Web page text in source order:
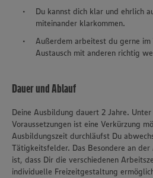
Du kannst dich klar und ehrlich
miteinander klarkommen.
Außerdem arbeitest du gerne
Austausch mit anderen richtig
Dauer und Ablauf
Deine Ausbildung dauert 2 Jahre.
Voraussetzungen ist eine Verkürzung
Ausbildungszeit durchläufst Du
Tätigkeitsfelder. Das Besondere an
ist, dass Dir die verschiedenen
individuelle Freizeitgestaltung